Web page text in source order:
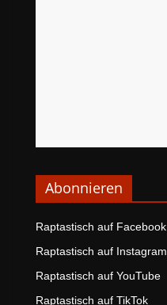
Abonnieren
Raptastisch auf Facebook
Raptastisch auf Instagram
Raptastisch auf YouTube
Raptastisch auf TikTok